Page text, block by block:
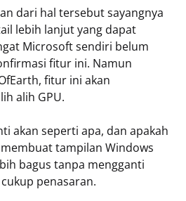
dari hal tersebut sayangnya
lebih lanjut yang dapat
Microsoft sendiri belum
fitur ini. Namun
fitur ini akan
alih GPU.
akan seperti apa, dan apakah
tampilan Windows
bagus tanpa mengganti
penasaran.